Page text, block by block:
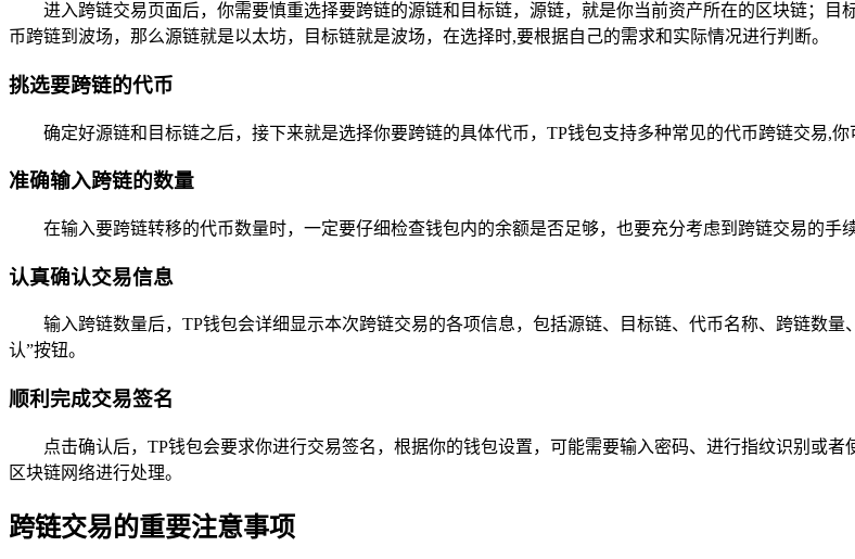
进入跨链交易页面后，你需要慎重选择要跨链的源链和目标链，源链，就是你当前资产所在的区块链；
币跨链到波场，那么源链就是以太坊，目标链就是波场，在选择时,要根据自己的需求和实际情况进行判断。
挑选要跨链的代币
确定好源链和目标链之后，接下来就是选择你要跨链的具体代币，TP钱包支持多种常见的代币跨链交易,
准确输入跨链的数量
在输入要跨链转移的代币数量时，一定要仔细检查钱包内的余额是否足够，也要充分考虑到跨链交易的手
认真确认交易信息
输入跨链数量后，TP钱包会详细显示本次跨链交易的各项信息，包括源链、目标链、代币名称、跨链数
认”按钮。
顺利完成交易签名
点击确认后，TP钱包会要求你进行交易签名，根据你的钱包设置，可能需要输入密码、进行指纹识别或
区块链网络进行处理。
跨链交易的重要注意事项